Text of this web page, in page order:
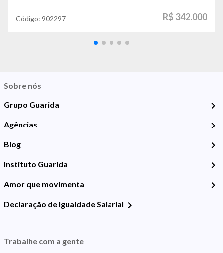
Código: 902297 R$ 342.000
Sobre nós
Grupo Guarida
Agências
Blog
Instituto Guarida
Amor que movimenta
Declaração de Igualdade Salarial
Trabalhe com a gente